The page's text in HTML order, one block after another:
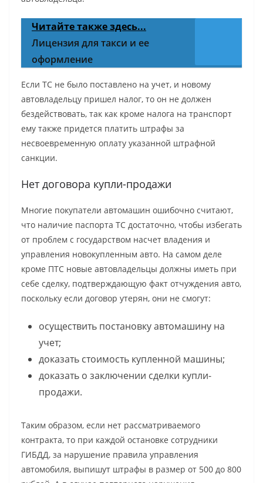
Читайте также здесь...
Лицензия для такси и ее
оформление
Если ТС не было поставлено на учет, и новому
автовладельцу пришел налог, то он не должен
бездействовать, так как кроме налога на транспорт
ему также придется платить штрафы за
несвоевременную оплату указанной штрафной
санкции.
Нет договора купли-продажи
Многие покупатели автомашин ошибочно считают,
что наличие паспорта ТС достаточно, чтобы избегать
от проблем с государством насчет владения и
управления новокупленным авто. На самом деле
кроме ПТС новые автовладельцы должны иметь при
себе сделку, подтверждающую факт отчуждения авто,
поскольку если договор утерян, они не смогут:
осуществить постановку автомашину на
учет;
доказать стоимость купленной машины;
доказать о заключении сделки купли-
продажи.
Таким образом, если нет рассматриваемого
контракта, то при каждой остановке сотрудники
ГИБДД, за нарушение правила управления
автомобиля, выпишут штрафы в размер от 500 до 800